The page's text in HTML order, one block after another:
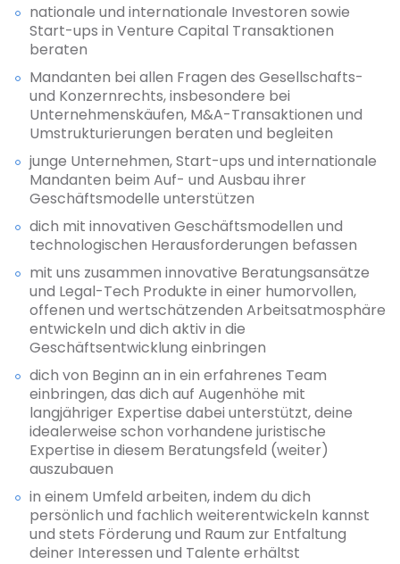
nationale und internationale Investoren sowie
Start-ups in Venture Capital Transaktionen
beraten
Mandanten bei allen Fragen des Gesellschafts-
und Konzernrechts, insbesondere bei
Unternehmenskäufen, M&A-Transaktionen und
Umstrukturierungen beraten und begleiten
junge Unternehmen, Start-ups und internationale
Mandanten beim Auf- und Ausbau ihrer
Geschäftsmodelle unterstützen
dich mit innovativen Geschäftsmodellen und
technologischen Herausforderungen befassen
mit uns zusammen innovative Beratungsansätze
und Legal-Tech Produkte in einer humorvollen,
offenen und wertschätzenden Arbeitsatmosphäre
entwickeln und dich aktiv in die
Geschäftsentwicklung einbringen
dich von Beginn an in ein erfahrenes Team
einbringen, das dich auf Augenhöhe mit
langjähriger Expertise dabei unterstützt, deine
idealerweise schon vorhandene juristische
Expertise in diesem Beratungsfeld (weiter)
auszubauen
in einem Umfeld arbeiten, indem du dich
persönlich und fachlich weiterentwickeln kannst
und stets Förderung und Raum zur Entfaltung
deiner Interessen und Talente erhältst